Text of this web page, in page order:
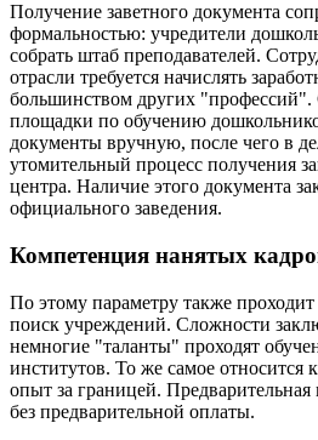
Получение заветного документа
формальностью: учредители
собрать штаб преподавателей.
отрасли требуется начислять
большинством других "профессий".
площадки по обучению
документы вручную, после чего в
утомительный процесс получения
центра. Наличие этого документа
официального заведения.
Компетенция нанятых
По этому параметру также
поиск учреждений. Сложности
немногие "таланты" проходят
институтов. То же самое
опыт за границей. Предварительная
без предварительной оплаты.